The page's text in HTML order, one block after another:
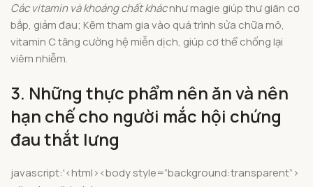
Các vitamin và khoáng chất khácnhư magie giúp thư giãn cơ
bắp, giảm đau; Kẽm tham gia vào quá trình sửa chữa mô,
vitamin C tăng cường hệ miễn dịch, giúp cơ thể chống lại
viêm nhiễm.
3. Những thực phẩm nên ăn và nên
hạn chế cho người mắc hội chứng
đau thắt lưng
javascript:'<html><body style=”background:transparent”>